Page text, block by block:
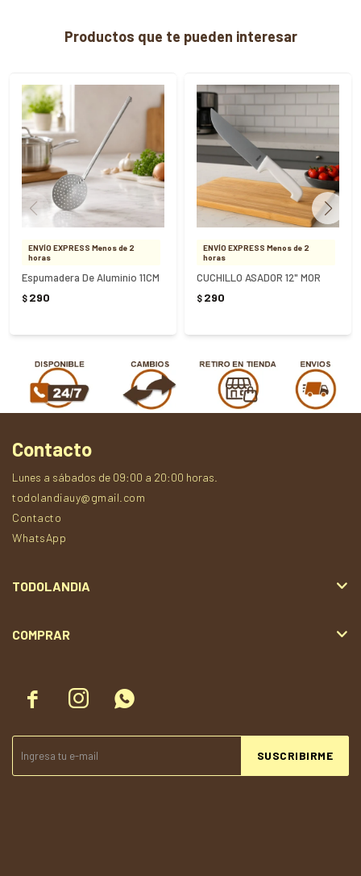
Productos que te pueden interesar
ENVÍO EXPRESS Menos de 2
horas
Espumadera De Aluminio 11CM
$ 290
ENVÍO EXPRESS Menos de 2
horas
CUCHILLO ASADOR 12" MOR
$ 290
  
SUSCRIBIRME
Contacto
Lunes a sábados de 09:00 a 20:00 horas.
todolandiauy@gmail.com
Contacto
WhatsApp
TODOLANDIA
COMPRAR